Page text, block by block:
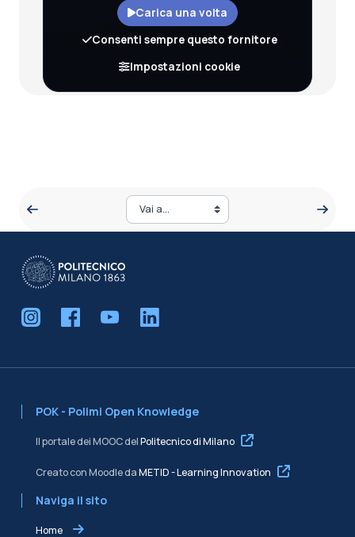
Carica una volta
Consenti sempre questo fornitore
Impostazioni cookie
Vai a...
POK - Polimi Open Knowledge
Il portale dei MOOC delPolitecnico di Milano
Creato con Moodle daMETID - Learning Innovation
Naviga il sito
Home